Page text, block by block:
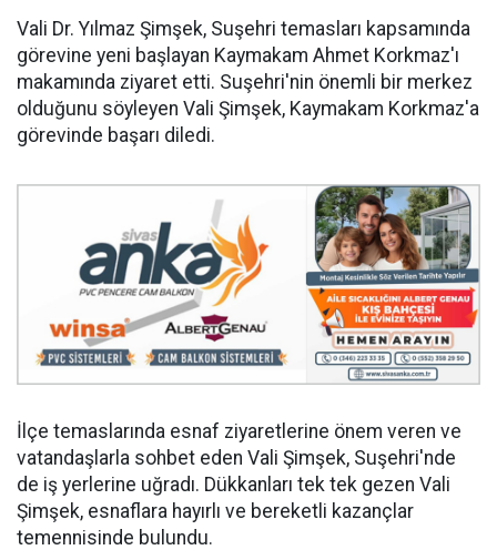
Vali Dr. Yılmaz Şimşek, Suşehri temasları kapsamında
görevine yeni başlayan Kaymakam Ahmet Korkmaz'ı
makamında ziyaret etti. Suşehri'nin önemli bir merkez
olduğunu söyleyen Vali Şimşek, Kaymakam Korkmaz'a
görevinde başarı diledi.
İlçe temaslarında esnaf ziyaretlerine önem veren ve
vatandaşlarla sohbet eden Vali Şimşek, Suşehri'nde
de iş yerlerine uğradı. Dükkanları tek tek gezen Vali
Şimşek, esnaflara hayırlı ve bereketli kazançlar
temennisinde bulundu.